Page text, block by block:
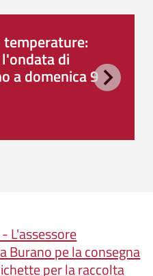
di
a domenica 9
L'assessore
Burano pe la consegna
per la raccolta